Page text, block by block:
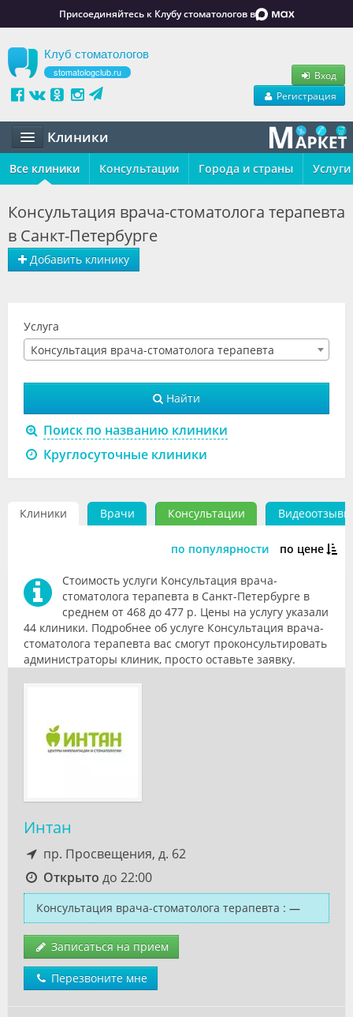
Присоединяйтесь к Клубу стоматологов в
Клуб стоматологов
stomatologclub.ru
Вход
Регистрация
Клиники
Статьи
Обучение
Вакансии
Объявления
Клиники
Специалисты
Все клиники Консультации Города и страны Услуги
Добавить клинику
Консультация врача-стоматолога терапевта
в Санкт-Петербурге
Услуга
Консультация врача-стоматолога терапевта
Найти
Поиск по названию клиники
Круглосуточные клиники
Клиники Врачи Консультации Видеоотзывы
по популярности по цене
Стоимость услуги Консультация врача-
стоматолога терапевта в Санкт-Петербурге в
среднем от 468 до 477 р. Цены на услугу указали
44 клиники. Подробнее об услуге Консультация врача-
стоматолога терапевта вас смогут проконсультировать
администраторы клиник, просто оставьте заявку.
Интан
пр. Просвещения, д. 62
Открыто до 22:00
Консультация врача-стоматолога терапевта : —
Записаться на прием
Перезвоните мне